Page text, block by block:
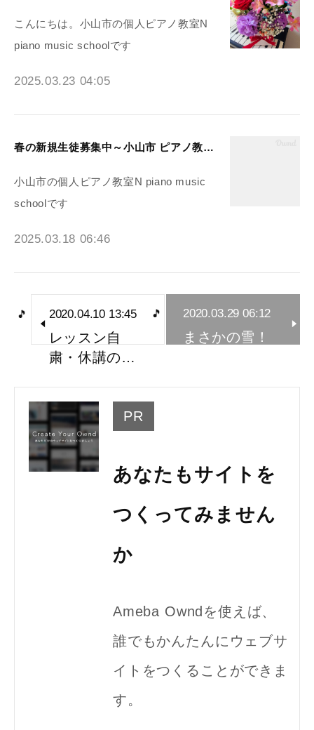
こんにちは。小山市の個人ピアノ教室N
piano music schoolです
2025.03.23 04:05
春の新規生徒募集中～小山市 ピアノ教室N piano music school
小山市の個人ピアノ教室N piano music
schoolです
2025.03.18 06:46
2020.04.10 13:45
レッスン自
粛・休講の…
2020.03.29 06:12
まさかの雪！
PR
あなたもサイトを
つくってみません
か
Ameba Owndを使えば、
誰でもかんたんにウェブサ
イトをつくることができま
す。